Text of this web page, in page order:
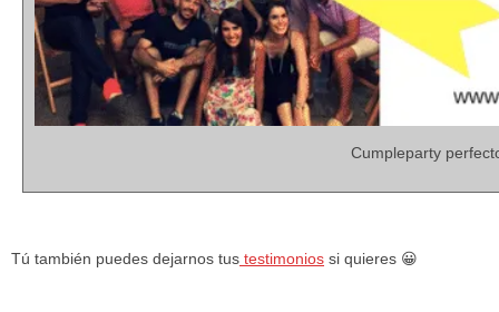
Cumpleparty
Tú también puedes dejarnos tus testimonios si quieres 😀